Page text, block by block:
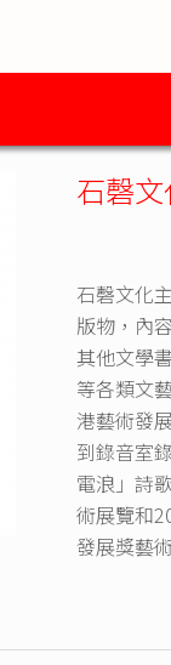
石磬
石磬文化
版物，內
其他文學
等各類文
港藝術發
到錄音室
電浪」詩
術展覽和
發展獎藝